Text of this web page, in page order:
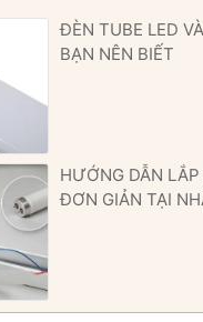
ĐÈN TUBE LED
BẠN NÊN BIẾT
HƯỚNG DẪN
ĐƠN GIẢN TẠI